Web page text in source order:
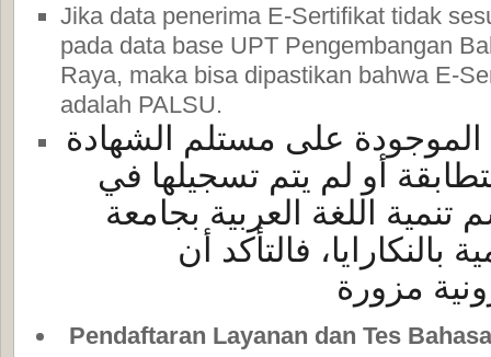
Jika data penerima E-Sertifikat tidak
pada data base UPT Pengembangan
Raya, maka bisa dipastikan bahwa E-
adalah PALSU.
الموجودة على مستلم الشهادة
أو لم يتم تسجيلها في
اللغة العربية بجامعة
بالنكارايا، فالتأكد أن
مزورة
Pendaftaran Layanan dan Tes Bahasa